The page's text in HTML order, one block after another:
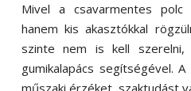
Mivel a csavarmentes polc
hanem kis akasztókkal
szinte nem is kell szerelni,
gumikalapács segítségével.